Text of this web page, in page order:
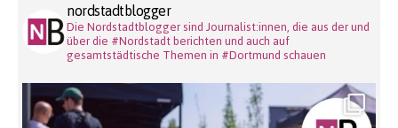
nordstadtblogger
Die Nordstadtblogger sind Journalist:innen, die aus der und
über die #Nordstadt berichten und auch auf
gesamtstädtische Themen in #Dortmund schauen